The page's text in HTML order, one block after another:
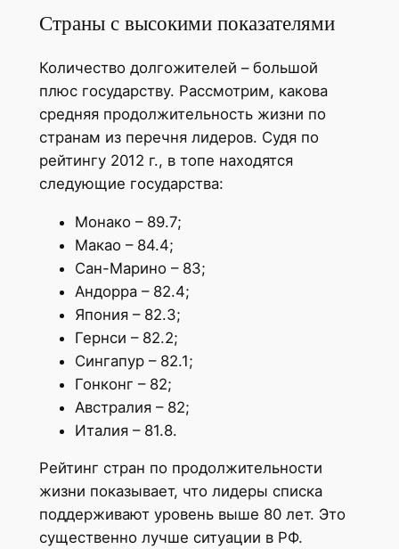
Страны с высокими показателями
Количество долгожителей – большой
плюс государству. Рассмотрим, какова
средняя продолжительность жизни по
странам из перечня лидеров. Судя по
рейтингу 2012 г., в топе находятся
следующие государства:
Монако – 89.7;
Макао – 84.4;
Сан-Марино – 83;
Андорра – 82.4;
Япония – 82.3;
Гернси – 82.2;
Сингапур – 82.1;
Гонконг – 82;
Австралия – 82;
Италия – 81.8.
Рейтинг стран по продолжительности
жизни показывает, что лидеры списка
поддерживают уровень выше 80 лет. Это
существенно лучше ситуации в РФ.